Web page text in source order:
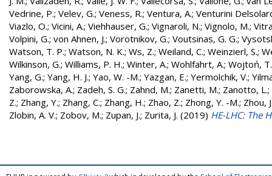
Vedrine, P.; Velev, G.; Veness, R.; Ventura, A.; Venturini
Viazlo, O.; Vicini, A.; Viehhauser, G.; Vignaroli, N.; Vignolo, M.;
Volpini, G.; von Ahnen, J.; Vorotnikov, G.; Voutsinas, G. G.;
Watson, T. P.; Watson, N. K.; Ws, Z.; Weiland, C.; Weinzierl, S.;
Wilkinson, G.; Williams, P. H.; Winter, A.; Wohlfahrt, A.; Wojtoń, T.
Yang, G.; Yang, H. J.; Yao, W. -M.; Yazgan, E.; Yermolchik, V.;
Zaborowska, A.; Zadeh, S. G.; Zahnd, M.; Zanetti, M.; Zanotto, L.;
Z.; Zhang, Y.; Zhang, C.; Zhang, H.; Zhao, Z.; Zhong, Y. -M.; Zhou,
Zlobin, A. V.; Zobov, M.; Zupan, J.; Zurita, J. (2019) HE-LHC: The